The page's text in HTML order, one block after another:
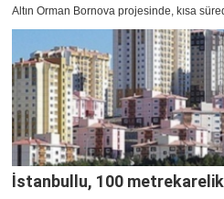
Altın Orman Bornova projesinde, kısa
İstanbullu, 100